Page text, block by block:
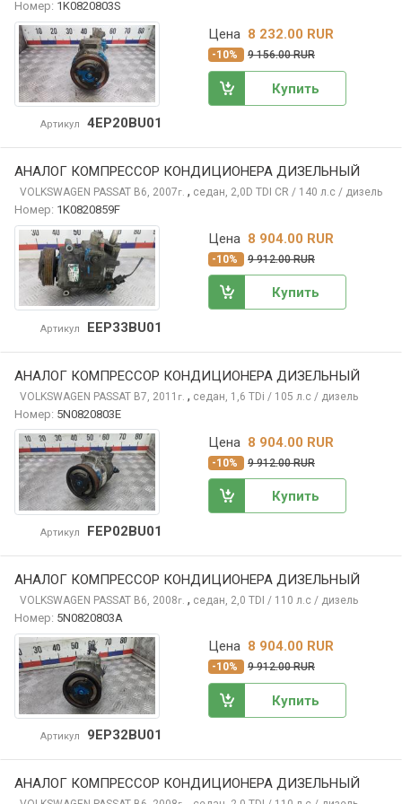
Номер: 1K0820803S
Артикул 4EP20BU01
Цена 8 232.00 RUR
-10% 9 156.00 RUR
Купить
АНАЛОГ КОМПРЕССОР КОНДИЦИОНЕРА ДИЗЕЛЬНЫЙ
VOLKSWAGEN PASSAT B6, 2007г. , седан, 2,0D TDI CR / 140 л.с / дизель
Номер: 1K0820859F
Артикул EEP33BU01
Цена 8 904.00 RUR
-10% 9 912.00 RUR
Купить
АНАЛОГ КОМПРЕССОР КОНДИЦИОНЕРА ДИЗЕЛЬНЫЙ
VOLKSWAGEN PASSAT B7, 2011 г. , седан, 1,6 TDi / 105 л.с / дизель
Номер: 5N0820803E
Артикул FEP02BU01
Цена 8 904.00 RUR
-10% 9 912.00 RUR
Купить
АНАЛОГ КОМПРЕССОР КОНДИЦИОНЕРА ДИЗЕЛЬНЫЙ
VOLKSWAGEN PASSAT B6, 2008г. , седан, 2,0 TDI / 110 л.с / дизель
Номер: 5N0820803A
Артикул 9EP32BU01
Цена 8 904.00 RUR
-10% 9 912.00 RUR
Купить
АНАЛОГ КОМПРЕССОР КОНДИЦИОНЕРА ДИЗЕЛЬНЫЙ